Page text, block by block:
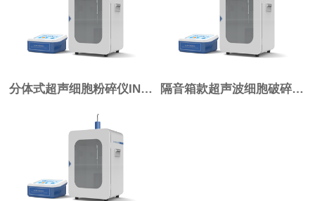
分体式超声细胞粉碎仪IN-FT650 隔音箱款超声波细胞破碎仪IN-FT300